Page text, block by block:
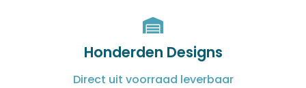
Honderden Designs
Direct uit voorraad leverbaar